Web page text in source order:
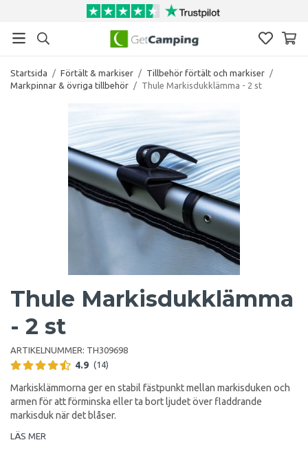
Startsida / Förtält & markiser / Tillbehör förtält och markiser /
Markpinnar & övriga tillbehör / Thule Markisdukklämma - 2 st
Thule Markisdukklämma
- 2 st
ARTIKELNUMMER: TH309698
4.9 (14)
Markisklämmorna ger en stabil fästpunkt mellan markisduken och
armen för att förminska eller ta bort ljudet över fladdrande
markisduk när det blåser.
LÄS MER